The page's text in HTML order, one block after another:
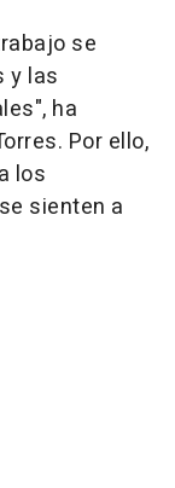
se
y las
ha
Por ello,
los
sienten a